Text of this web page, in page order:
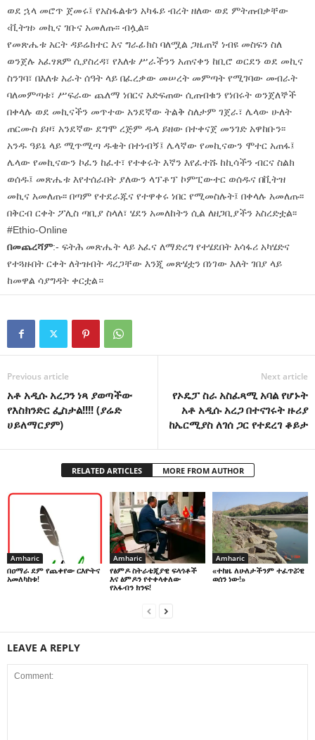
ወደ ኋላ መሮጥ ጀመሩ፤ የአስፋልቱን አካፋይ ብረት ዘለው ወደ ምትጠብቃቸው
‹ቪትዝ› መኪና ገቡና አመለጡ፡፡ ብሏል፡፡
የመጽሔቱ አርት ዳይሬክተር እና ግራፊክስ ባለሟል ጋዜጠኛ ነብዩ መስፍን ስለ
ወንጀሉ አፈፃጸም ሲያስረዳ፣ የእለቱ ሥራችንን አጠናቀን ከቢሮ ወርደን ወደ መኪና
ስንገባ፣ በእለቱ አራት ሰዓት ላይ በፈረቃው መሠረት መምጣት የሚገባው መብራት
ባለመምጣቱ፣ ሥፍራው ጨለማ ነበርና አድፍጠው ሲጠብቁን የነበሩት ወንጀለኞች
በቀላሉ ወደ መኪናችን መጥተው አንደኛው ትልቅ ስለታም ገጀራ፣ ሌላው ሁለት
ጠርሙስ ይዞ፣ አንደኛው ደግሞ ረጅም ዱላ ይዘው በተቀናጀ መንገድ አዋከቡን፡፡
አንዱ ዓይኔ ላይ ሚጥሚጣ ዱቄት በተነብኝ፤ ሌላኛው የመኪናውን ሞተር አጠፋ፤
ሌላው የመኪናውን ኮፈን ከፈተ፣ የተቀሩት እኛን እየፈተሹ ከኪሳችን ብርና ስልክ
ወሰዱ፤ መጽሔቱ እየተሰራበት ያለውን ላፕቶፕ ኮምፒውተር ወሰዱና በቪትዝ
መኪና አመለጡ፡፡ በጣም የተደራጁና የተዋቀሩ ነበር የሚመስሉት፤ በቀላሉ አመለጡ፡፡
በቅርብ ርቀት ፖሊስ ጣቢያ ስላለ፣ ሄደን አመለከትን ሲል ለዘጋቢያችን አስረድቷል፡፡
#Ethio-Online
በመጨረሻም:- ፍትሕ መጽሔት ላይ አፈና ለማድረግ የተሄደበት እሳፋሪ አካሄድና
የተጓዙበት ርቀት ለትዝብት ዳረጋቸው እንጂ መጽሄቷን በነገው እለት ገበያ ላይ
ከመዋል ሳያግዳት ቀርቷል።
Previous article
አቶ አዲሱ አረጋን ነጻ ያወጣችው
የእስክንድር ፌስታል!!!! (ያሬድ
ሀይለማርያም)
Next article
የኦዴፓ ስራ አስፈጻሚ አባል የሆኑት
አቶ አዲሱ አረጋ በተናገሩት ዙሪያ
ከኤርሚያስ ለገሰ ጋር የተደረገ ቆይታ
RELATED ARTICLES MORE FROM AUTHOR
Amharic
በዐማራ ደም የጨቀየው ርእዮትና
አመለካከቱ!
Amharic
የፅምዶ ስትራቴጂያዊ ፍላጎቶች
እና ፅምዶን የተቀላቀለው
የአፋብን ክንፍ!
Amharic
«ተከዜ ለሁለታችንም ተፈጥሯዊ
ወሰን ነው!»
LEAVE A REPLY